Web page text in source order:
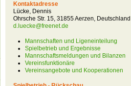
Kontaktadresse
Lücke, Dennis
Ohrsche Str. 15, 31855 Aerzen, Deutschland
d.luecke@freenet.de
Mannschaften und Ligeneinteilung
Spielbetrieb und Ergebnisse
Mannschaftsmeldungen und Bilanzen
Vereinsfunktionäre
Vereinsangebote und Kooperationen